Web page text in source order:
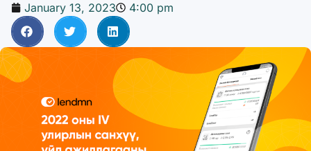
January 13, 2023 4:00 pm